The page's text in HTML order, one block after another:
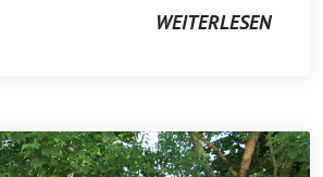
WEITERLESEN